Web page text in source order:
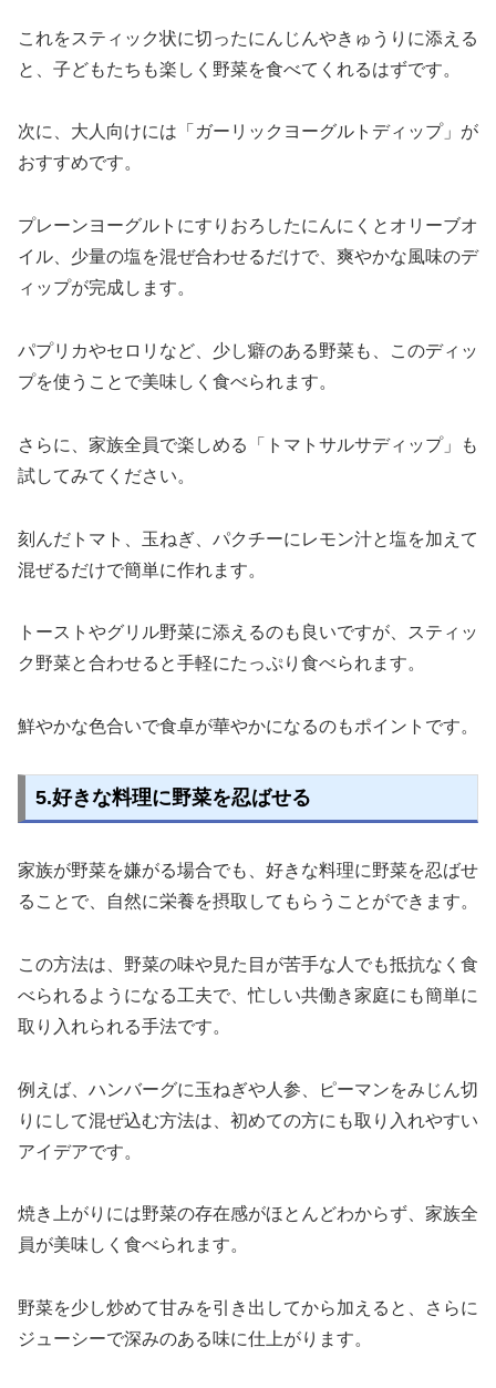
これをスティック状に切ったにんじんやきゅうりに添える
と、子どもたちも楽しく野菜を食べてくれるはずです。
次に、大人向けには「ガーリックヨーグルトディップ」が
おすすめです。
プレーンヨーグルトにすりおろしたにんにくとオリーブオ
イル、少量の塩を混ぜ合わせるだけで、爽やかな風味のデ
ィップが完成します。
パプリカやセロリなど、少し癖のある野菜も、このディッ
プを使うことで美味しく食べられます。
さらに、家族全員で楽しめる「トマトサルサディップ」も
試してみてください。
刻んだトマト、玉ねぎ、パクチーにレモン汁と塩を加えて
混ぜるだけで簡単に作れます。
トーストやグリル野菜に添えるのも良いですが、スティッ
ク野菜と合わせると手軽にたっぷり食べられます。
鮮やかな色合いで食卓が華やかになるのもポイントです。
5.好きな料理に野菜を忍ばせる
家族が野菜を嫌がる場合でも、好きな料理に野菜を忍ばせ
ることで、自然に栄養を摂取してもらうことができます。
この方法は、野菜の味や見た目が苦手な人でも抵抗なく食
べられるようになる工夫で、忙しい共働き家庭にも簡単に
取り入れられる手法です。
例えば、ハンバーグに玉ねぎや人参、ピーマンをみじん切
りにして混ぜ込む方法は、初めての方にも取り入れやすい
アイデアです。
焼き上がりには野菜の存在感がほとんどわからず、家族全
員が美味しく食べられます。
野菜を少し炒めて甘みを引き出してから加えると、さらに
ジューシーで深みのある味に仕上がります。